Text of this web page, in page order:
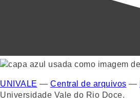
UNIVALE — Central de arquivos —
Universidade Vale do Rio Doce.